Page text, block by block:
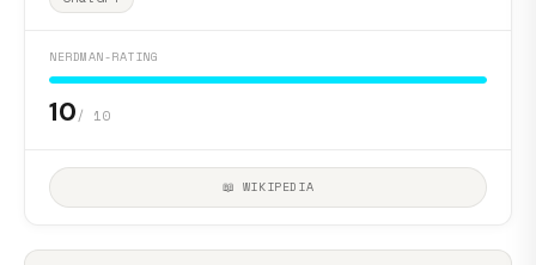
NERDMAN-RATING
10/ 10
📖 WIKIPEDIA